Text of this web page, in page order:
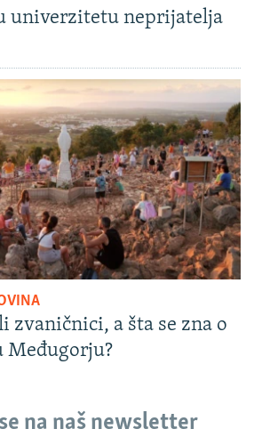
univerzitetu neprijatelja
zvaničnici, a šta se zna o
Međugorju?
na naš newsletter